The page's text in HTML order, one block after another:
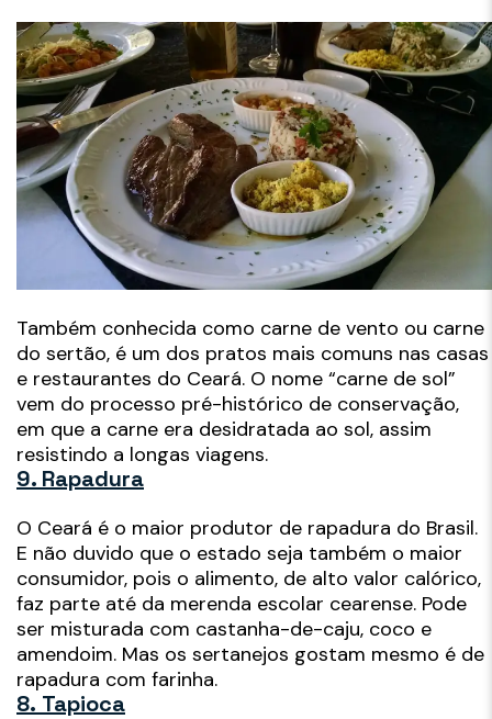
Também conhecida como carne de vento ou carne
do sertão, é um dos pratos mais comuns nas casas
e restaurantes do Ceará. O nome “carne de sol”
vem do processo pré-histórico de conservação,
em que a carne era desidratada ao sol, assim
resistindo a longas viagens.
9. Rapadura
O Ceará é o maior produtor de rapadura do Brasil.
E não duvido que o estado seja também o maior
consumidor, pois o alimento, de alto valor calórico,
faz parte até da merenda escolar cearense. Pode
ser misturada com castanha-de-caju, coco e
amendoim. Mas os sertanejos gostam mesmo é de
rapadura com farinha.
8. Tapioca